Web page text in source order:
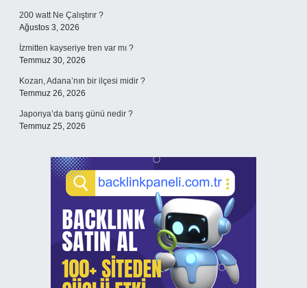
200 watt Ne Çalıştırır ?
Ağustos 3, 2026
İzmitten kayseriye tren var mı ?
Temmuz 30, 2026
Kozan, Adana’nın bir ilçesi midir ?
Temmuz 26, 2026
Japonya’da barış günü nedir ?
Temmuz 25, 2026